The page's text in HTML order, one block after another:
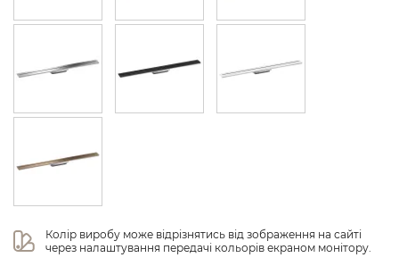
Колір виробу може відрізнятись від зображення на сайті
через налаштування передачі кольорів екраном монітору.